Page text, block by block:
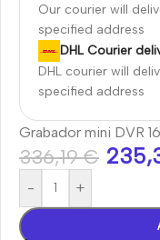
Our courier will
specified address
DHL Courier
DHL courier will
specified address
Grabador mini DVR
336,19€
- +